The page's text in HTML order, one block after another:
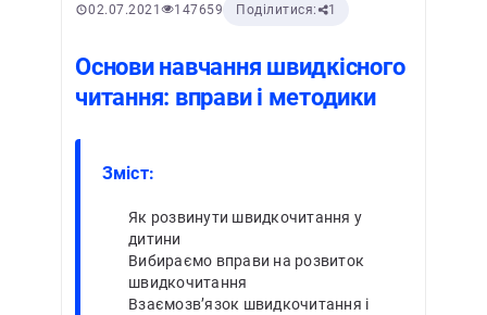
02.07.2021 Поділитися: 1
147659
Основи навчання швидкісного
читання: вправи і методики
Зміст:
Як розвинути швидкочитання у
дитини
Вибираємо вправи на розвиток
швидкочитання
Взаємозв’язок швидкочитання і